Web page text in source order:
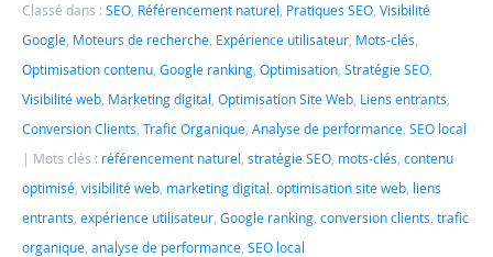
Classé dans : SEO Référencement naturel Pratiques SEO Visibilité
Google Moteurs de recherche Expérience utilisateur Mots-clés
Optimisation contenu Google ranking Optimisation Stratégie SEO
Visibilité web Marketing digital Optimisation Site Web Liens entrants
Conversion Clients Trafic Organique Analyse de performance SEO local
Mots clés : référencement naturel stratégie SEO mots-clés contenu
optimisé visibilité web marketing digital optimisation site web
liens
entrants expérience utilisateur Google ranking conversion clients trafic
organique analyse de performance SEO local